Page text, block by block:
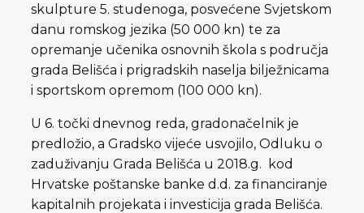
skulpture 5. studenoga, posvećene Svjetskom
danu romskog jezika (50 000 kn) te za
opremanje učenika osnovnih škola s područja
grada Belišća i prigradskih naselja bilježnicama
i sportskom opremom (100 000 kn).
U 6. točki dnevnog reda, gradonačelnik je
predložio, a Gradsko vijeće usvojilo, Odluku o
zaduživanju Grada Belišća u 2018.g. kod
Hrvatske poštanske banke d.d. za financiranje
kapitalnih projekata i investicija grada Belišća.